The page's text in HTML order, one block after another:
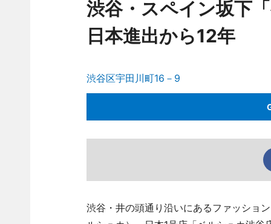
渋谷・スペイン坂下
日本進出から12年
渋谷区宇田川町16－9
渋谷・井の頭通り沿いにあるファッショ